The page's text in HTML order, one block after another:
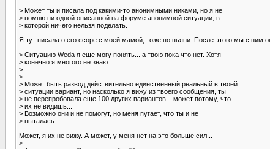
> Может ты и писала под какими-то анонимными никами, но я не
> помню ни одной описанной на форуме анонимной ситуации, в
> которой ничего нельзя поделать.
Я тут писала о его ссоре с моей мамой, тоже по пьяни. После этого мы с ним
> Ситуацию Weda я еще могу понять... а твою пока что нет. Хотя
> конечно я многого не знаю.
>
>
> Может быть развод действительно единственный реальный в твоей
> ситуации вариант, но насколько я вижу из твоего сообщения, ты
> не перепробовала еще 100 других вариантов... может потому, что
> их не видишь...
> Возможно они и не помогут, но меня пугает, что ты и не
> пыталась.
Может, я их не вижу. А может, у меня нет на это больше сил...
>